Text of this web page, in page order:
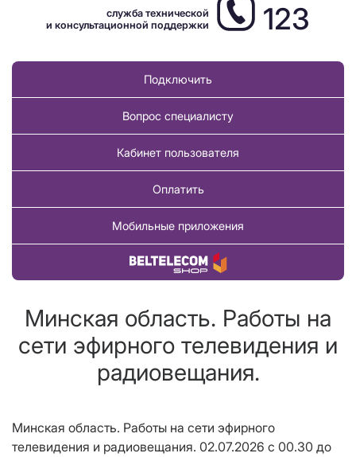
служба технической
и консультационной поддержки
123
Подключить
Вопрос специалисту
Кабинет пользователя
Оплатить
Мобильные приложения
Купить товар
Минская область. Работы на
сети эфирного телевидения и
радиовещания.
Минская область. Работы на сети эфирного
телевидения и радиовещания. 02.07.2026 с 00.30 до